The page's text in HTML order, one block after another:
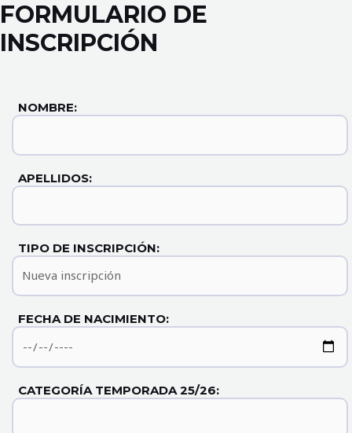
FORMULARIO DE
INSCRIPCIÓN
NOMBRE:
APELLIDOS:
TIPO DE INSCRIPCIÓN:
FECHA DE NACIMIENTO:
CATEGORÍA TEMPORADA 25/26: